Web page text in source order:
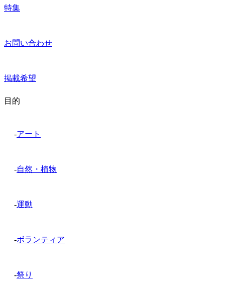
特集
お問い合わせ
掲載希望
目的
-アート
-自然・植物
-運動
-ボランティア
-祭り